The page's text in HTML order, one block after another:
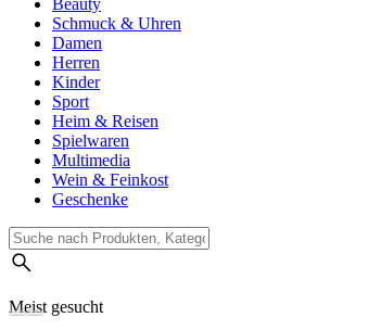
Beauty
Schmuck & Uhren
Damen
Herren
Kinder
Sport
Heim & Reisen
Spielwaren
Multimedia
Wein & Feinkost
Geschenke
Meist gesucht